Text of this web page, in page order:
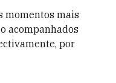
momentos mais
acompanhados
por